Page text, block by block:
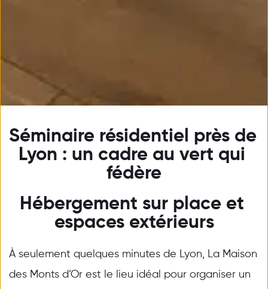
Séminaire résidentiel près de
Lyon : un cadre au vert qui
fédère
Hébergement sur place et
espaces extérieurs
À seulement quelques minutes de Lyon, La Maison